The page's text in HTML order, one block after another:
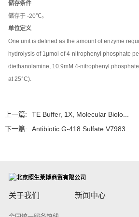
储存条件
储存于 -20℃。
单位定义
One unit is defined as the amount of enzyme
hydrolysis of 1μmol of 4-nitrophenyl phosphate
diethanolamine, 10.9mM 4-nitrophenyl
at 25°C).
上一篇:
TE Buffer, 1X, Molecular Biolo...
下一篇:
Antibiotic G-418 Sulfate V7983...
关于我们 新闻中心